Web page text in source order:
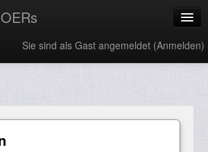
Sie sind als Gast angemeldet (Anmelden)